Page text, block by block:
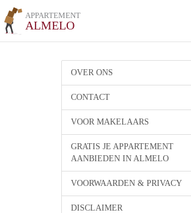
APPARTEMENT
ALMELO
OVER ONS
CONTACT
VOOR MAKELAARS
GRATIS JE APPARTEMENT
AANBIEDEN IN ALMELO
VOORWAARDEN & PRIVACY
DISCLAIMER